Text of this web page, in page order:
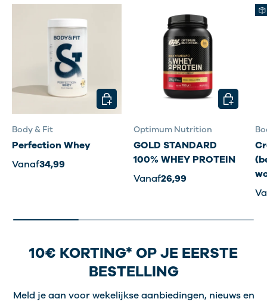
Oplosbaarheid:
isolaat lost doorgaans goed
op en geeft een lichte, minder romige shake
dan concentraat
Keurmerken:
let op Informed Sport
(dopingvrij) of vegan certificering indien
relevant
eiwitpoeder caseïne eiwit
vegan
Body & Fit
Perfection Whey
Vanaf34,99
KIES MOGELIJKHEDEN
Optimum Nutrition
GOLD STANDARD
100% WHEY PROTEIN
Vanaf26,99
KIES
10€ KORTING* OP JE EERSTE
BESTELLING
Meld je aan voor wekelijkse aanbiedingen, nieuws en